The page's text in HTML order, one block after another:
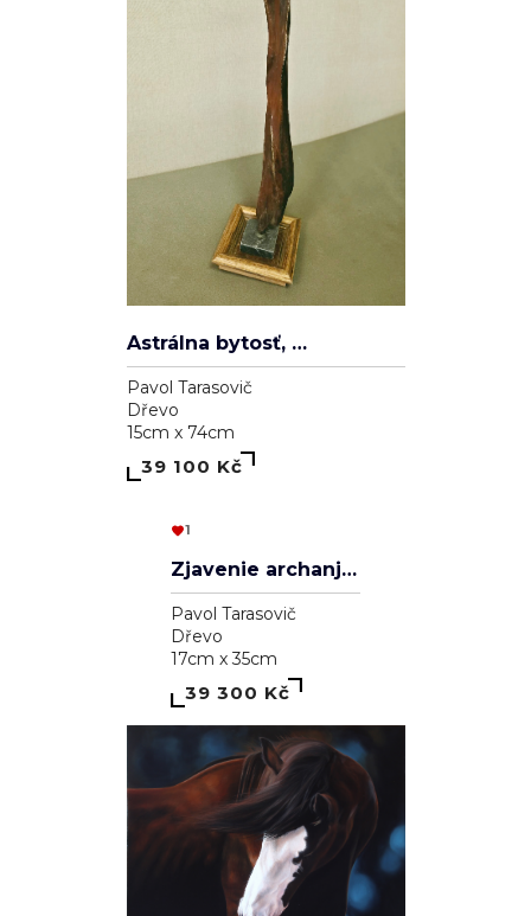
100cm x 80cm
22 000 Kč
Aleksander Veľký
Pavol Tarasovič
Dřevo
20cm x 30cm
39 000 Kč